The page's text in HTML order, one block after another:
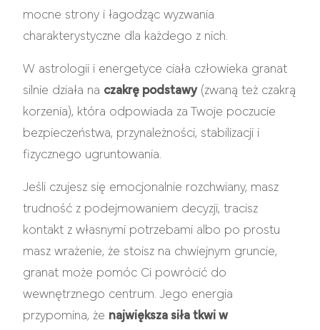
mocne strony i łagodząc wyzwania
charakterystyczne dla każdego z nich.
W astrologii i energetyce ciała człowieka granat
silnie działa na czakrę podstawy(zwaną też czakrą
korzenia), która odpowiada za Twoje poczucie
bezpieczeństwa, przynależności, stabilizacji i
fizycznego ugruntowania.
Jeśli czujesz się emocjonalnie rozchwiany, masz
trudność z podejmowaniem decyzji, tracisz
kontakt z własnymi potrzebami albo po prostu
masz wrażenie, że stoisz na chwiejnym gruncie,
granat może pomóc Ci powrócić do
wewnętrznego centrum. Jego energia
przypomina, że największa siła tkwi w